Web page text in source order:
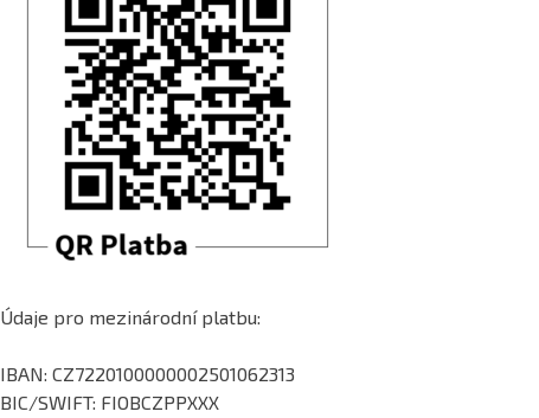
Údaje pro mezinárodní platbu:
IBAN: CZ7220100000002501062313
BIC/SWIFT: FIOBCZPPXXX